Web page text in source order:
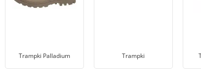
Trampki Palladium Trampki